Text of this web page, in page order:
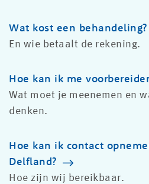
Wat kost een behandeling?
En wie betaalt de rekening.
Hoe kan ik me
Wat moet je meenemen en
denken.
Hoe kan ik contact
Delfland?
Hoe zijn wij bereikbaar.